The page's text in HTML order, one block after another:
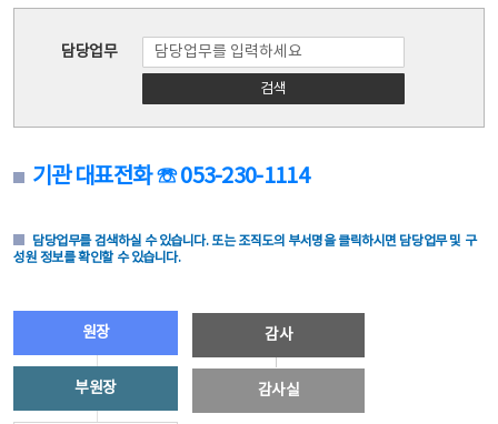
담당업무
검색
기관 대표전화 ☏ 053-230-1114
담당업무를 검색하실 수 있습니다. 또는 조직도의 부서명을 클릭하시면 담당업무 및 구
성원 정보를 확인할 수 있습니다.
원장
부원장
감사
감사실